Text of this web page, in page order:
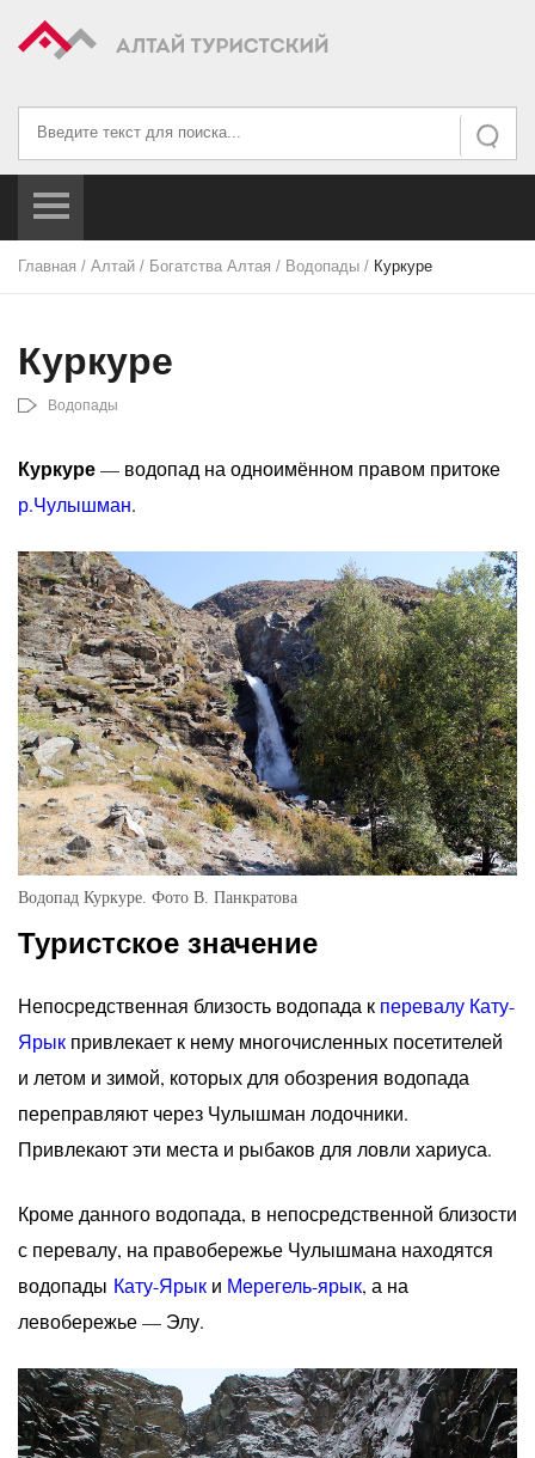
Искать
Искать...
Главная / Алтай / Богатства Алтая / Водопады / Куркуре
Куркуре
Водопады
Куркуре— водопад на одноимённом правом притоке
р.Чулышман.
Водопад Куркуре. Фото В. Панкратова
Туристское значение
Непосредственная близость водопада к перевалу Кату-
Ярык привлекает к нему многочисленных посетителей
и летом и зимой, которых для обозрения водопада
переправляют через Чулышман лодочники.
Привлекают эти места и рыбаков для ловли хариуса.
Кроме данного водопада, в непосредственной близости
с перевалу, на правобережье Чулышмана находятся
водопады Кату-Ярык и Мерегель-ярык, а на
левобережье — Элу.